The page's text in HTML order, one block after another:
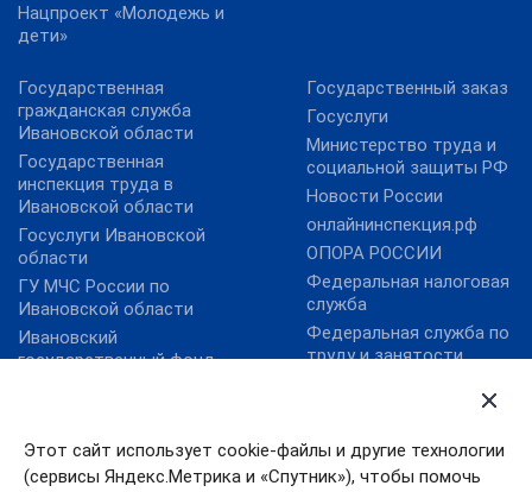
Этот сайт использует cookie-файлы и другие технологии
(сервисы Яндекс.Метрика и «Спутник»), чтобы помочь
Нацпроект «Молодежь и
дети»
Государственная
гражданская служба
Ивановской области
Государственная
инспекция труда в
Ивановской области
Госуслуги Ивановской
области
ГУ МЧС России по
Ивановской области
Ивановский
государственный фонд
Ивановской области
Уполномоченный по
Государственный заказ
Госуслуги
Министерство труда и
социальной защиты РФ
Новости России
онлайнинспекция.рф
ОПОРА РОССИИ
Федеральная налоговая
служба
Федеральная служба по
труду и занятости
страхования